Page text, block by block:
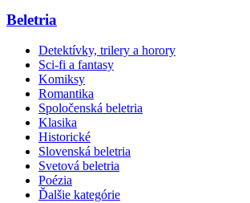
Beletria
Detektívky, trilery a horory
Sci-fi a fantasy
Komiksy
Romantika
Spoločenská beletria
Klasika
Historické
Slovenská beletria
Svetová beletria
Poézia
Ďalšie kategórie